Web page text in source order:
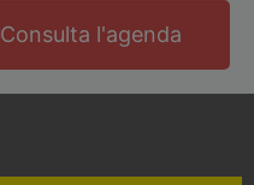
Consulta l'agenda